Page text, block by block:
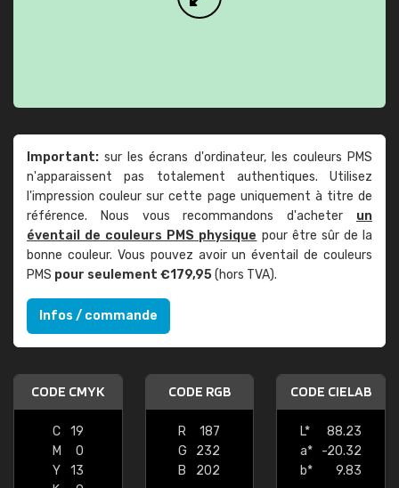
Important: sur les écrans d'ordinateur, les couleurs PMS
n'apparaissent pas totalement authentiques. Utilisez
l'impression couleur sur cette page uniquement à titre de
référence. Nous vous recommandons d'acheter un
éventail de couleurs PMS physique pour être sûr de la
bonne couleur. Vous pouvez avoir un éventail de couleurs
PMS pour seulement €179,95(hors TVA).
Infos / commande
CODE CMYK
C
19
M
0
Y
13
CODE RGB
R
187
G
232
B
202
CODE CIELAB
L*
88.23
a*
-20.32
b*
9.83